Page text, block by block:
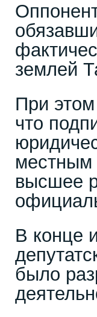
землей
При
что
местным
высшее
В конце
было